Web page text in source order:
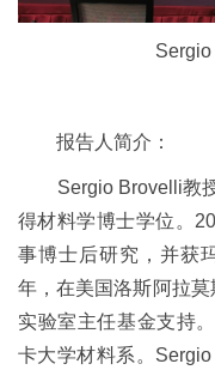
报告人简介：
Sergio Brovelli教
得材料学博士学位。
事博士后研究，并获
年，在美国洛斯阿拉
实验室主任基金支持
卡大学材料系。